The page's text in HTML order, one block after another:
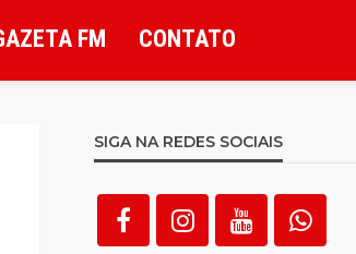
FM CONTATO
SIGA NA REDES SOCIAIS